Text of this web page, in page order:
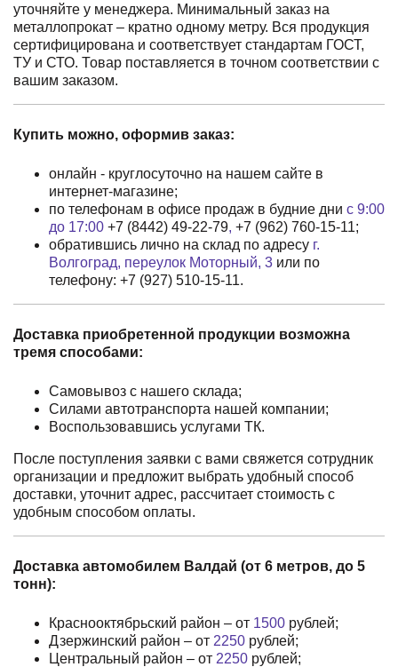
уточняйте у менеджера. Минимальный заказ на
металлопрокат – кратно одному метру. Вся продукция
сертифицирована и соответствует стандартам ГОСТ,
ТУ и СТО. Товар поставляется в точном соответствии с
вашим заказом.
Купить можно, оформив заказ:
онлайн - круглосуточно на нашем сайте в
интернет-магазине;
по телефонам в офисе продаж в будние дни с 9:00
до 17:00 +7 (8442) 49-22-79, +7 (962) 760-15-11;
обратившись лично на склад по адресу г.
Волгоград, переулок Моторный, 3 или по
телефону: +7 (927) 510-15-11.
Доставка приобретенной продукции возможна
тремя способами:
Самовывоз с нашего склада;
Силами автотранспорта нашей компании;
Воспользовавшись услугами ТК.
После поступления заявки с вами свяжется сотрудник
организации и предложит выбрать удобный способ
доставки, уточнит адрес, рассчитает стоимость с
удобным способом оплаты.
Доставка автомобилем Валдай (от 6 метров, до 5
тонн):
Краснооктябрьский район – от 1500 рублей;
Дзержинский район – от 2250 рублей;
Центральный район – от 2250 рублей;